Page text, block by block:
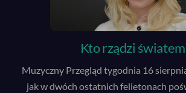
Kto rządzi
Muzyczny Przegląd tygodnia 16
jak w dwóch ostatnich felietonach